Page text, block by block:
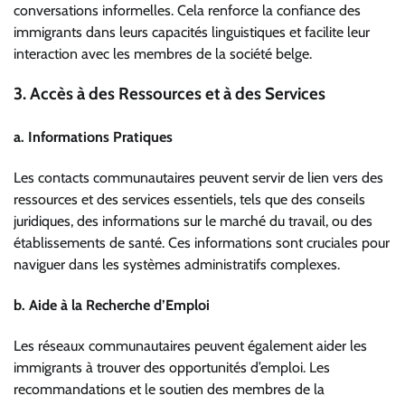
conversations informelles. Cela renforce la confiance des
immigrants dans leurs capacités linguistiques et facilite leur
interaction avec les membres de la société belge.
3. Accès à des Ressources et à des Services
a. Informations Pratiques
Les contacts communautaires peuvent servir de lien vers des
ressources et des services essentiels, tels que des conseils
juridiques, des informations sur le marché du travail, ou des
établissements de santé. Ces informations sont cruciales pour
naviguer dans les systèmes administratifs complexes.
b. Aide à la Recherche d’Emploi
Les réseaux communautaires peuvent également aider les
immigrants à trouver des opportunités d’emploi. Les
recommandations et le soutien des membres de la